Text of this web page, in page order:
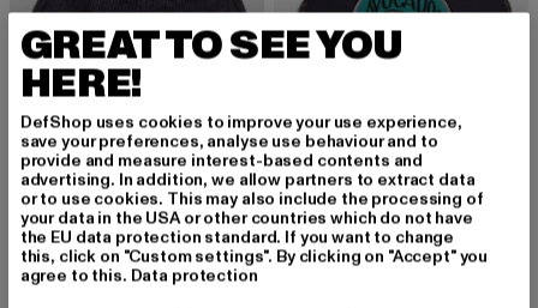
DJINNS
6 Panel TrueFit Cap Cord Mountains
DJINNS
HFT
GREAT TO SEE YOU
HERE!
DefShop uses cookies to improve your use experience,
save your preferences, analyse use behaviour and to
provide and measure interest-based contents and
advertising. In addition, we allow partners to extract data
or to use cookies. This may also include the processing of
your data in the USA or other countries which do not have
the EU data protection standard. If you want to change
this, click on "Custom settings". By clicking on "Accept" you
agree to this. Data protection